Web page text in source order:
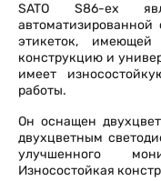
SATO S86-ex
этикеток, имеющей
конструкцию и
имеет
работы.
Он оснащен
двухцветным
улучшенного
Износостойкая